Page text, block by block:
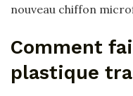
nouveau chiffon
Comment
plastique